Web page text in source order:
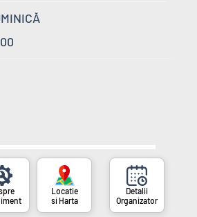
Organizator
si Harta